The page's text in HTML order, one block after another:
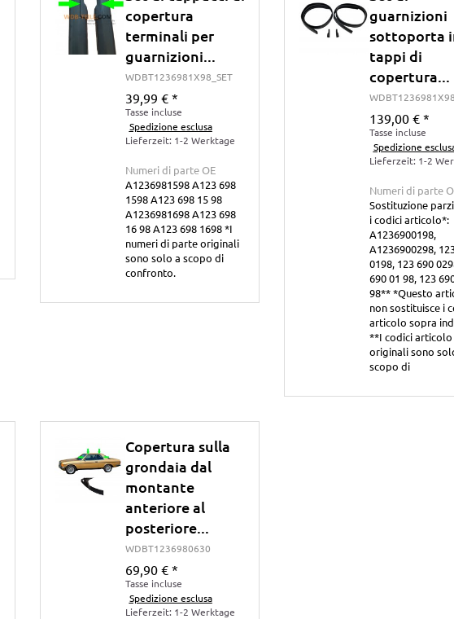
copertura
terminali per
guarnizioni...
WDBT1236981X98_SET
39,99 € *
Tasse incluse
Spedizione esclusa
Lieferzeit: 1-2 Werktage
Numeri di parte OE
A1236981598 A123 698
1598 A123 698 15 98
A1236981698 A123 698
16 98 A123 698 1698 *I
numeri di parte originali
sono solo a scopo di
confronto.
guarnizioni
sottoporta
tappi di
copertura...
139,00 € *
Tasse incluse
Spedizione
Lieferzeit: 1-2
Numeri di parte
Sostituzione
i codici articolo*:
A1236900198,
A1236900298,
0198, 123 690
690 01 98, 123
98** *Questo
non sostituisce i
articolo sopra
**I codici articolo
originali sono
scopo di
Copertura sulla
grondaia dal
montante
anteriore al
posteriore...
WDBT1236980630
69,90 € *
Tasse incluse
Spedizione esclusa
Lieferzeit: 1-2 Werktage